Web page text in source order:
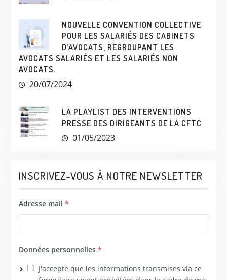
NOUVELLE CONVENTION COLLECTIVE
POUR LES SALARIÉS DES CABINETS
D’AVOCATS, REGROUPANT LES
AVOCATS SALARIÉS ET LES SALARIÉS NON
AVOCATS.
20/07/2024
LA PLAYLIST DES INTERVENTIONS
PRESSE DES DIRIGEANTS DE LA CFTC
01/05/2023
INSCRIVEZ-VOUS À NOTRE NEWSLETTER
Adresse mail *
Données personnelles *
J'accepte que les informations transmises via ce